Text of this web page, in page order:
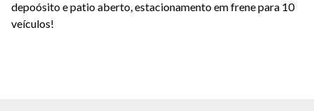
depoósito e patio aberto, estacionamento em frene para 10
veículos!